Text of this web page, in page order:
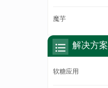
魔芋
解决方案
软糖应用